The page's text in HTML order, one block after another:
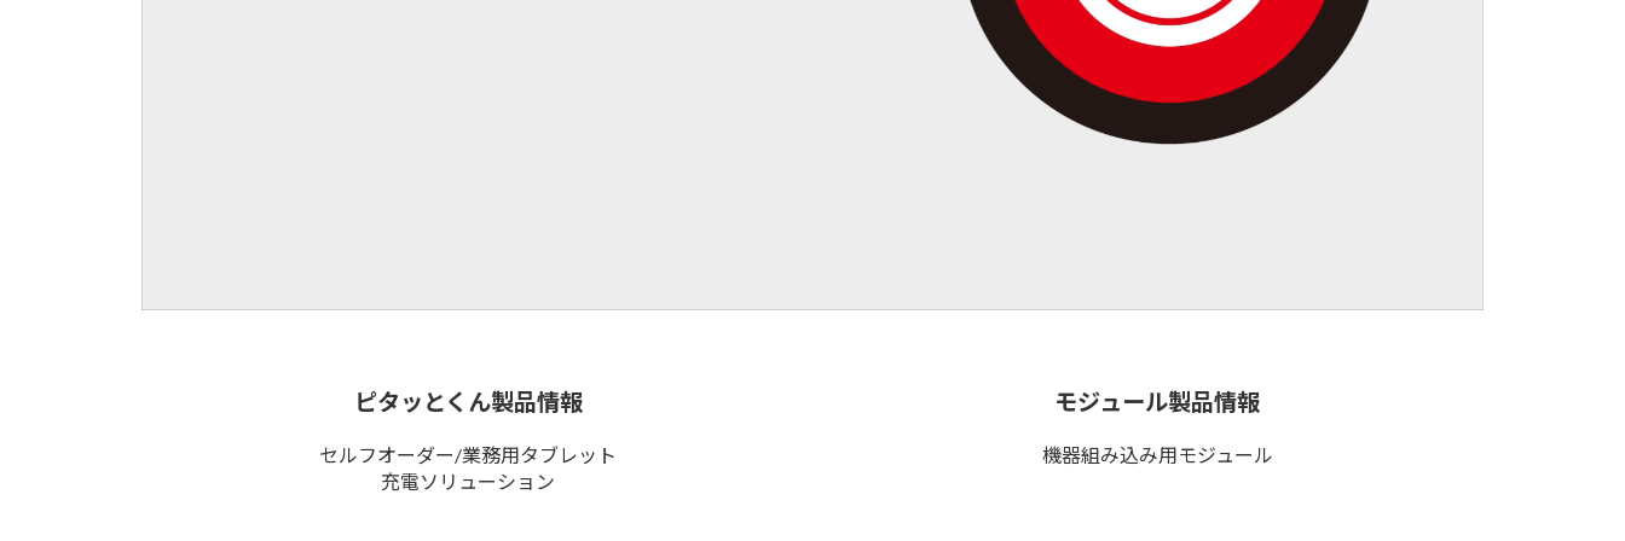
ピタッとくん製品情報
セルフオーダー/業務用タブレット
充電ソリューション
モジュール製品情報
機器組み込み用モジュール